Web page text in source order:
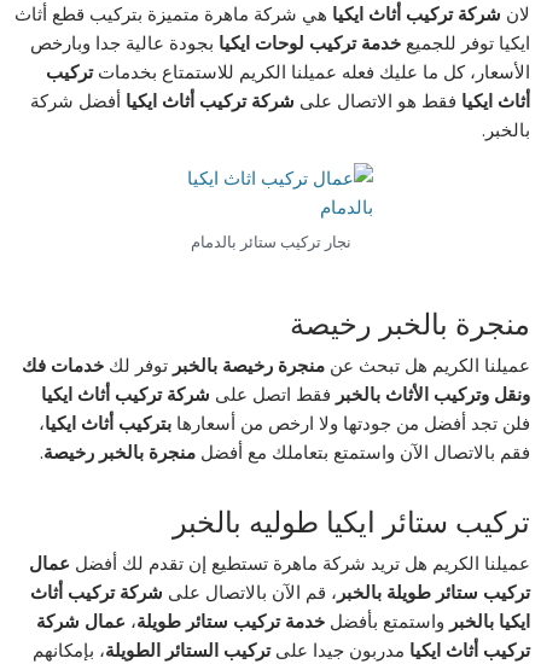
لان شركة تركيب أثاث ايكيا هي شركة ماهرة متميزة بتركيب قطع أثاث
ايكيا توفر للجميعخدمة تركيب لوحات ايكيا بجودة عالية جدا وبارخص
الأسعار، كل ما عليك فعله عميلنا الكريم للاستمتاع بخدماتتركيب
أثاث ايكيا فقط هو الاتصال على شركة تركيب أثاث ايكيا أفضل شركة
بالخبر.
نجار تركيب ستائر بالدمام
منجرة بالخبر رخيصة
عميلنا الكريم هل تبحث عنمنجرة رخيصة بالخبر توفر لكخدمات فك
ونقل وتركيب الأثاث بالخبر فقط اتصل على شركة تركيب أثاث ايكيا
فلن تجد أفضل من جودتها ولا ارخص من أسعارهابتركيب أثاث ايكيا،
فقم بالاتصال الآن واستمتع بتعاملك مع أفضلمنجرة بالخبر رخيصة.
تركيب ستائر ايكيا طوليه بالخبر
عميلنا الكريم هل تريد شركة ماهرة تستطيع إن تقدم لك أفضل عمال
تركيب ستائر طويلة بالخبر ، قم الآن بالاتصال على شركة تركيب أثاث
ايكيا بالخبر واستمتع بأفضلخدمة تركيب ستائر طويلة، عمال شركة
تركيب أثاث ايكيا مدربون جيدا علىتركيب الستائر الطويلة، بإمكانهم